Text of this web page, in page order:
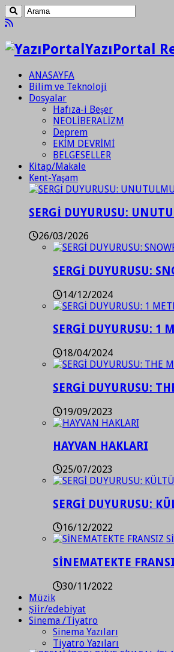
YazıPortal
ANASAYFA
Bilim ve Teknoloji
Dosyalar
Hafıza-i Beşer
NEOLİBERALİZM
Deprem
EKİM DEVRİMİ
BELGESELLER
Kitap/Makale
Kent-Yaşam
SERGİ DUYURUSU:
26/03/2026
SERGİ DUYURUSU:
14/12/2024
SERGİ DUYURUSU: 1
18/04/2024
SERGİ DUYURUSU:
19/09/2023
HAYVAN HAKLARI
25/07/2023
SERGİ DUYURUSU:
16/12/2022
SİNEMATEKTE
30/11/2022
Müzik
Şiir/edebiyat
Sinema /Tiyatro
Sinema Yazıları
Tiyatro Yazıları